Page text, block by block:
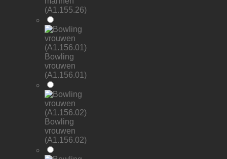
(A1.155.26)
Bowling
vrouwen
(A1.156.01)
Bowling
vrouwen
(A1.156.02)